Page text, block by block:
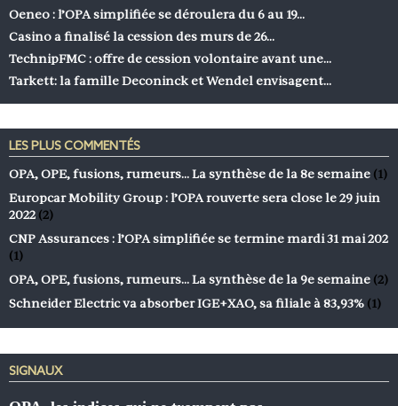
Oeneo : l’OPA simplifiée se déroulera du 6 au 19…
Casino a finalisé la cession des murs de 26…
TechnipFMC : offre de cession volontaire avant une…
Tarkett: la famille Deconinck et Wendel envisagent…
LES PLUS COMMENTÉS
OPA, OPE, fusions, rumeurs… La synthèse de la 8e semaine (1)
Europcar Mobility Group : l’OPA rouverte sera close le 29 juin
2022 (2)
CNP Assurances : l’OPA simplifiée se termine mardi 31 mai 202
(1)
OPA, OPE, fusions, rumeurs… La synthèse de la 9e semaine (2)
Schneider Electric va absorber IGE+XAO, sa filiale à 83,93% (1)
SIGNAUX